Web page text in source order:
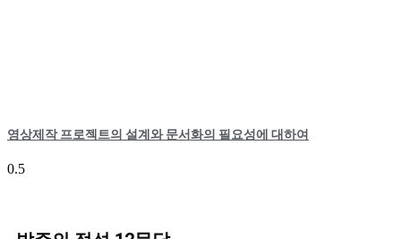
영상제작 프로젝트의 설계와 문서화의 필요성에 대하여